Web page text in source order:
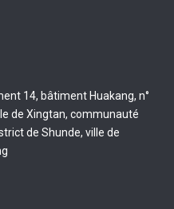
14, bâtiment Huakang, n°
de Xingtan, communauté
de Shunde, ville de